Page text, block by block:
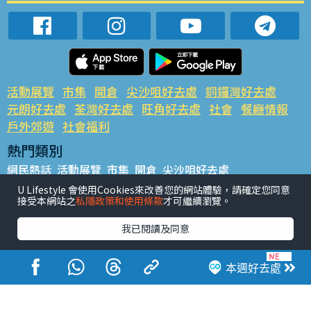
本週好去處
活動展覽 市集 開倉 尖沙咀好去處 銅鑼灣好去處
元朗好去處 荃灣好去處 旺角好去處 社會 餐廳情報
戶外郊遊 社會福利
熱門類別
網民熱話 活動展覽 市集 開倉 尖沙咀好去處
銅鑼灣好去處 元朗好去處 荃灣好去處 旺角好去處 社會
餐廳情報 戶外郊遊
熱門標籤
#UGO搵好去處 #人氣活動推介 #美食社群熱話
#親子玩樂好去處
#ULifestyle應用程式
#限時搶
#UJetso禮物放送
#ULifestyle商戶中心 #著數 #網絡熱話
U Lifestyle 會使用Cookies來改善您的網站體驗，請確定您同意
接受本網站之私隱政策和使用條款才可繼續瀏覽。
我已閱讀及同意